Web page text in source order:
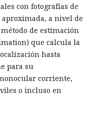
con fotografías de
a nivel de
de estimación
que calcula la
hasta
para su
corriente,
o incluso en